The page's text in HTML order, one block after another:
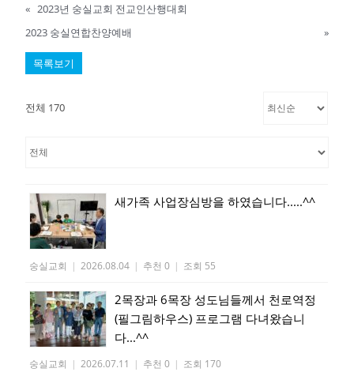
« 2023년 숭실교회 전교인산행대회
2023 숭실연합찬양예배
»
목록보기
전체 170
새가족 사업장심방을 하였습니다.....^^
숭실교회 | 2026.08.04 | 추천 0 | 조회 55
2목장과 6목장 성도님들께서 천로역정
(필그림하우스) 프로그램 다녀왔습니
다...^^
숭실교회 | 2026.07.11 | 추천 0 | 조회 170